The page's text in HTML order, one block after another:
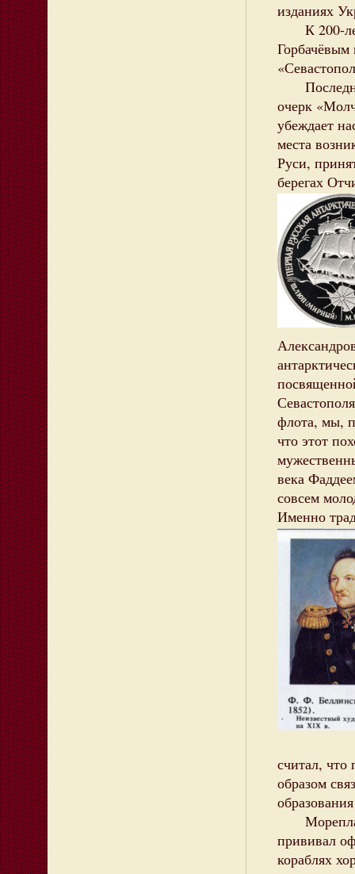
изданиях
К 200-
очерк
убеждает
места
Руси,
берегах
флота, мы,
что этот
века
совсем
Именно
считал,
образом
прививал
кораблях